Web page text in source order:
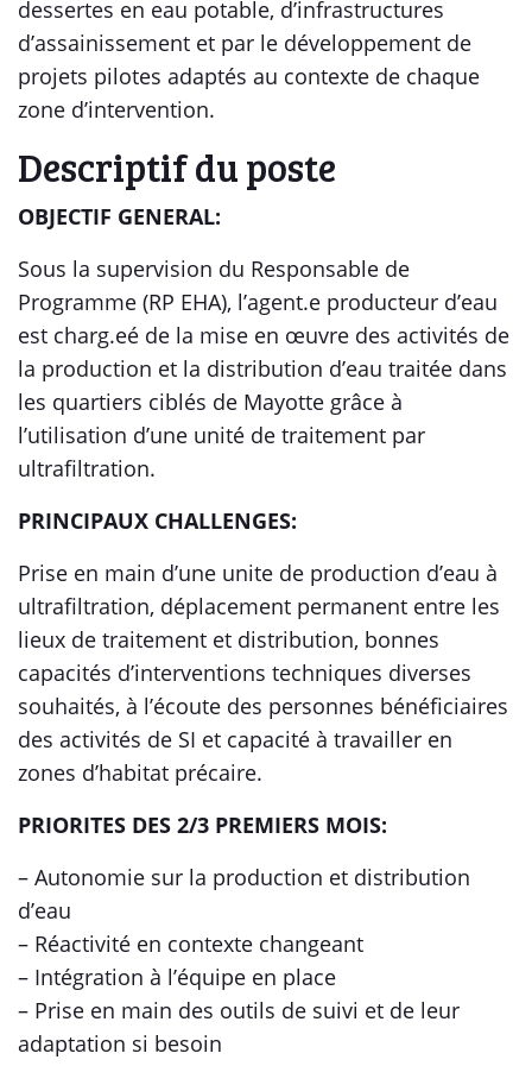
dessertes en eau potable, d’infrastructures
d’assainissement et par le développement de
projets pilotes adaptés au contexte de chaque
zone d’intervention.
Descriptif du poste
OBJECTIF GENERAL:
Sous la supervision du Responsable de
Programme (RP EHA), l’agent.e producteur d’eau
est charg.eé de la mise en œuvre des activités de
la production et la distribution d’eau traitée dans
les quartiers ciblés de Mayotte grâce à
l’utilisation d’une unité de traitement par
ultrafiltration.
PRINCIPAUX CHALLENGES:
Prise en main d’une unite de production d’eau à
ultrafiltration, déplacement permanent entre les
lieux de traitement et distribution, bonnes
capacités d’interventions techniques diverses
souhaités, à l’écoute des personnes bénéficiaires
des activités de SI et capacité à travailler en
zones d’habitat précaire.
PRIORITES DES 2/3 PREMIERS MOIS:
– Autonomie sur la production et distribution
d’eau
– Réactivité en contexte changeant
– Intégration à l’équipe en place
– Prise en main des outils de suivi et de leur
adaptation si besoin